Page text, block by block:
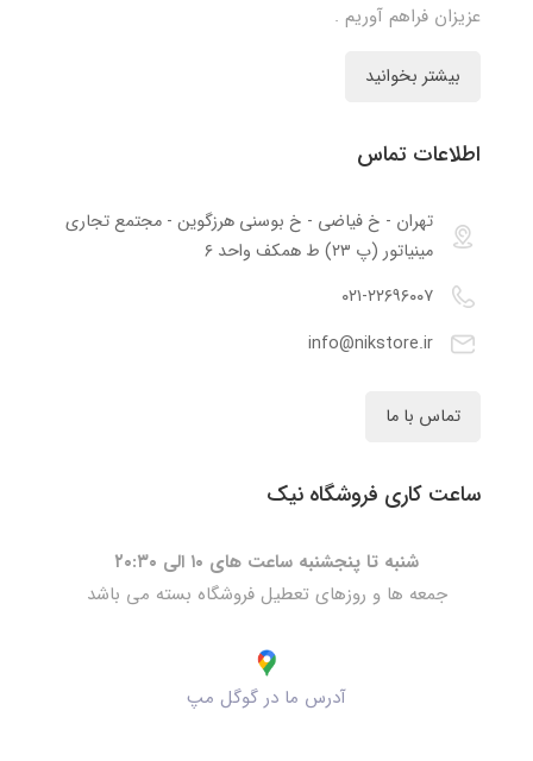
عزیزان فراهم آوریم .
بیشتر بخوانید
اطلاعات تماس
تهران - خ فیاضی - خ بوسنی هرزگوین - مجتمع تجاری
مینیاتور (پ ۲۳) ط همکف واحد ۶
۰۲۱-۲۲۶۹۶۰۰۷
info@nikstore.ir
تماس با ما
ساعت کاری فروشگاه نیک
شنبه تا پنجشنبه ساعت های ۱۰ الی ۲۰:۳۰
جمعه ها و روزهای تعطیل فروشگاه بسته می باشد
آدرس ما در گوگل مپ